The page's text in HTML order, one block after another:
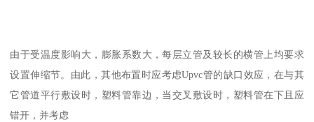
由于受温度影响大，膨胀系数大，每层立管及较长的横管上均要求
设置伸缩节。由此，其他布置时应考虑Upvc管的缺口效应，在与其
它管道平行敷设时，塑料管靠边，当交叉敷设时，塑料管在下且应
错开，并考虑